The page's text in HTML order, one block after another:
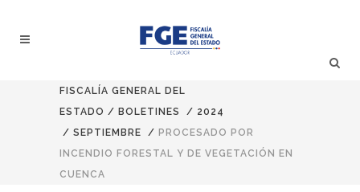
FISCALÍA GENERAL DEL
ESTADO / BOLETINES / 2024
/ SEPTIEMBRE / PROCESADO POR
INCENDIO FORESTAL Y DE VEGETACIÓN EN
CUENCA